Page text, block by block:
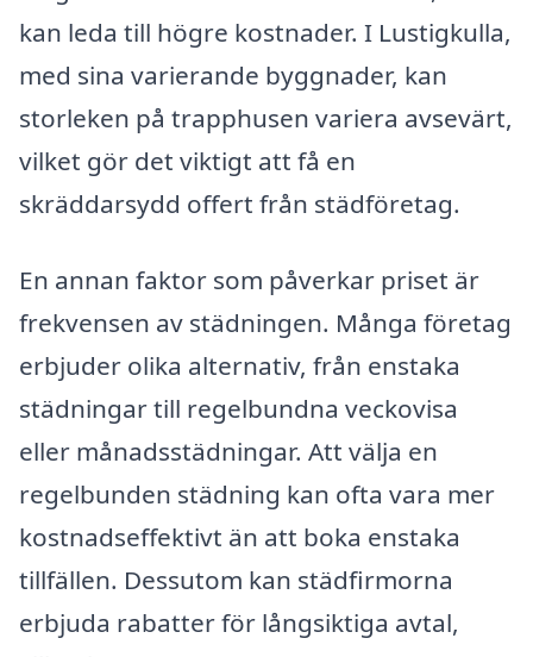
kan leda till högre kostnader. I Lustigkulla,
med sina varierande byggnader, kan
storleken på trapphusen variera avsevärt,
vilket gör det viktigt att få en
skräddarsydd offert från städföretag.
En annan faktor som påverkar priset är
frekvensen av städningen. Många företag
erbjuder olika alternativ, från enstaka
städningar till regelbundna veckovisa
eller månadsstädningar. Att välja en
regelbunden städning kan ofta vara mer
kostnadseffektivt än att boka enstaka
tillfällen. Dessutom kan städfirmorna
erbjuda rabatter för långsiktiga avtal,